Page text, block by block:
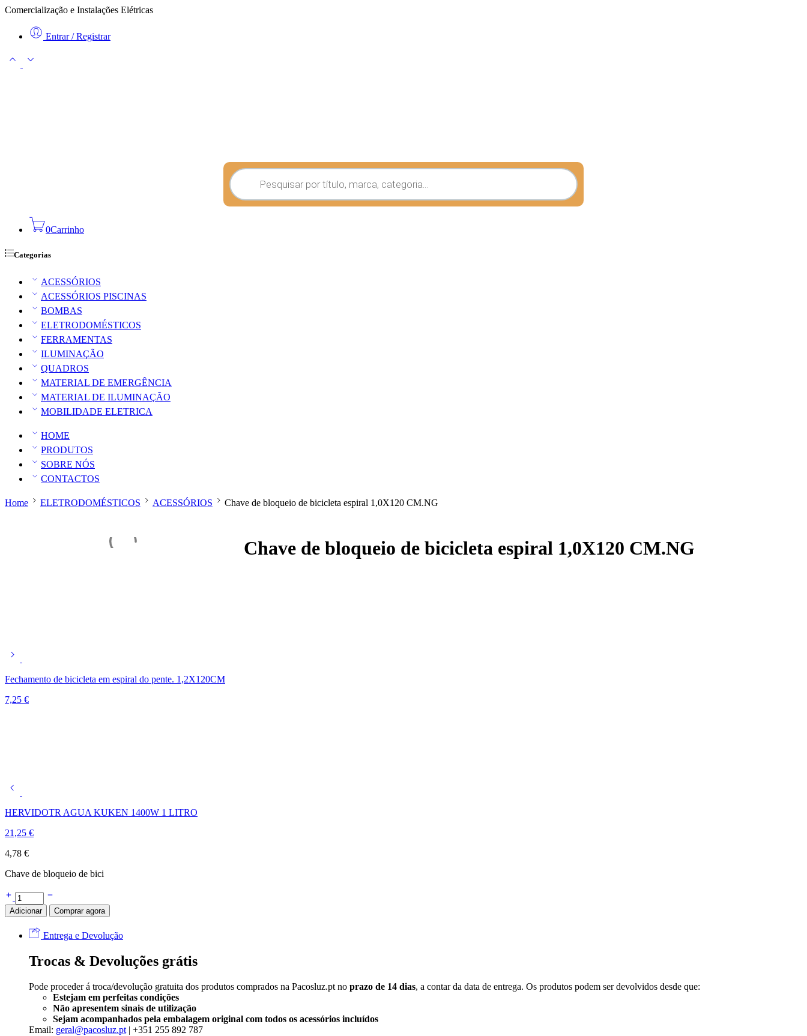
Comercialização e Instalações Elétricas
Entrar / Registrar
0Carrinho
Categorias
ACESSÓRIOS
ACESSÓRIOS PISCINAS
BOMBAS
ELETRODOMÉSTICOS
FERRAMENTAS
ILUMINAÇÃO
QUADROS
MATERIAL DE EMERGÊNCIA
MATERIAL DE ILUMINAÇÃO
MOBILIDADE ELETRICA
HOME
PRODUTOS
SOBRE NÓS
CONTACTOS
Home ELETRODOMÉSTICOS ACESSÓRIOS Chave de bloqueio de bicicleta espiral 1,0X120 CM.NG
Chave de bloqueio de bicicleta espiral 1,0X120 CM.NG
Fechamento de bicicleta em espiral do pente. 1,2X120CM
7,25 €
HERVIDOTR AGUA KUKEN 1400W 1 LITRO
21,25 €
4,78 €
Chave de bloqueio de bici
Adicionar Comprar agora
Entrega e Devolução
Trocas & Devoluções grátis
Pode proceder á troca/devolução gratuita dos produtos comprados na Pacosluz.pt no prazo de 14 dias, a contar da data de entrega. Os produtos podem ser devolvidos desde que:
Estejam em perfeitas condições
Não apresentem sinais de utilização
Sejam acompanhados pela embalagem original com todos os acessórios incluídos
Email: geral@pacosluz.pt | +351 255 892 787